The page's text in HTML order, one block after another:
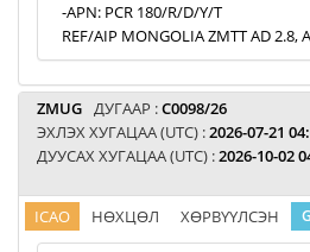
-APN: PCR 180/R/D/Y/T
REF/AIP MONGOLIA ZMTT AD 2.8,
ZMUG ДУГААР :C0098/26
ЭХЛЭХ ХУГАЦАА (UTC) :2026-07-21
ДУУСАХ ХУГАЦАА (UTC) :2026-10-02
ICAO НӨХЦӨЛ ХӨРВҮҮЛСЭН